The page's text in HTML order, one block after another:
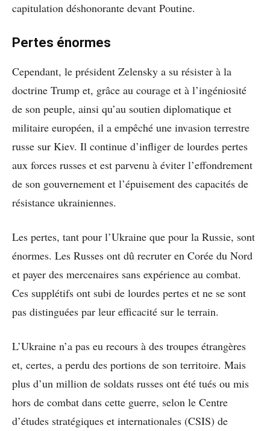
capitulation déshonorante devant Poutine.
Pertes énormes
Cependant, le président Zelensky a su résister à la
doctrine Trump et, grâce au courage et à l’ingéniosité
de son peuple, ainsi qu’au soutien diplomatique et
militaire européen, il a empêché une invasion terrestre
russe sur Kiev. Il continue d’infliger de lourdes pertes
aux forces russes et est parvenu à éviter l’effondrement
de son gouvernement et l’épuisement des capacités de
résistance ukrainiennes.
Les pertes, tant pour l’Ukraine que pour la Russie, sont
énormes. Les Russes ont dû recruter en Corée du Nord
et payer des mercenaires sans expérience au combat.
Ces supplétifs ont subi de lourdes pertes et ne se sont
pas distinguées par leur efficacité sur le terrain.
L’Ukraine n’a pas eu recours à des troupes étrangères
et, certes, a perdu des portions de son territoire. Mais
plus d’un million de soldats russes ont été tués ou mis
hors de combat dans cette guerre, selon le Centre
d’études stratégiques et internationales (CSIS) de